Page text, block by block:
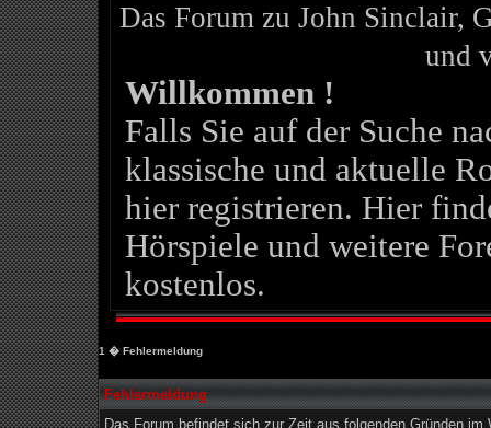
Das Forum zu John Sinclair,
und
Willkommen !
Falls Sie auf der Suche
klassische und aktuelle
hier registrieren. Hier
Hörspiele und weitere
kostenlos.
1 � Fehlermeldung
Fehlermeldung
Das Forum befindet sich zur Zeit aus folgenden Gründen im